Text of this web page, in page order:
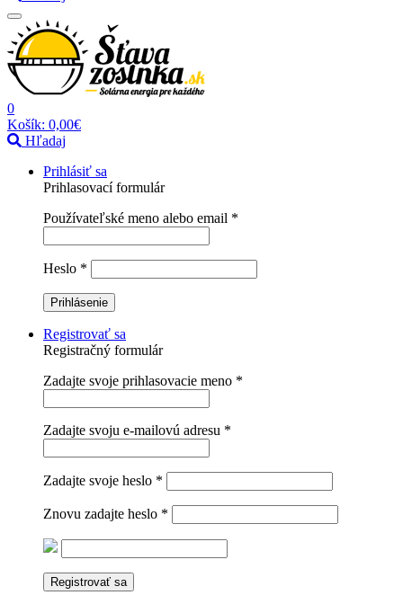
0
Košík: 0,00€
Hľadaj
Prihlásiť sa
Prihlasovací formulár
Používateľské meno alebo email *
Heslo *
Registrovať sa
Registračný formulár
Zadajte svoje prihlasovacie meno *
Zadajte svoju e-mailovú adresu *
Zadajte svoje heslo *
Znovu zadajte heslo *
Registrovať sa